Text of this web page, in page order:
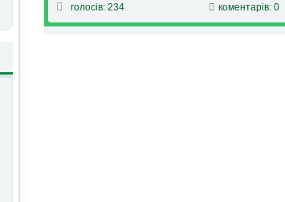
голосів: 234
коментарів: 0